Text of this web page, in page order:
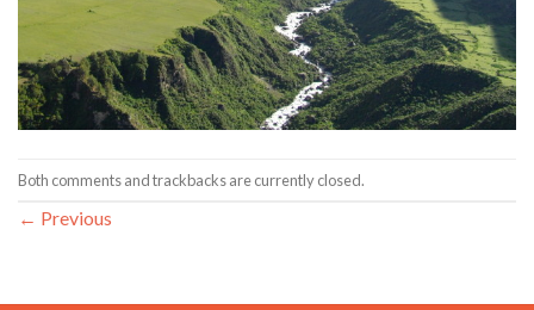
Both comments and trackbacks are currently closed.
← Previous